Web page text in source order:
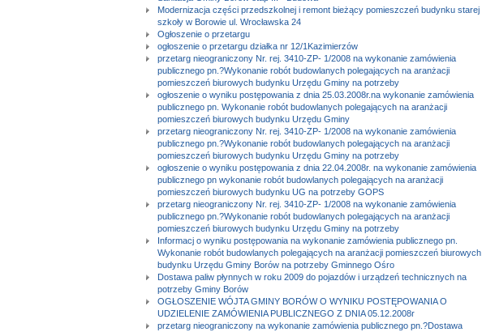
Modernizacja części przedszkolnej i remont bieżący pomieszczeń budynku starej
szkoły w Borowie ul. Wrocławska 24
Ogłoszenie o przetargu
ogłoszenie o przetargu działka nr 12/1Kazimierzów
przetarg nieograniczony Nr. rej. 3410-ZP- 1/2008 na wykonanie zamówienia
publicznego pn.?Wykonanie robót budowlanych polegających na aranżacji
pomieszczeń biurowych budynku Urzędu Gminy na potrzeby
ogłoszenie o wyniku postępowania z dnia 25.03.2008r.na wykonanie zamówienia
publicznego pn. Wykonanie robót budowlanych polegających na aranżacji
pomieszczeń biurowych budynku Urzędu Gminy
przetarg nieograniczony Nr. rej. 3410-ZP- 1/2008 na wykonanie zamówienia
publicznego pn.?Wykonanie robót budowlanych polegających na aranżacji
pomieszczeń biurowych budynku Urzędu Gminy na potrzeby
ogłoszenie o wyniku postępowania z dnia 22.04.2008r. na wykonanie zamówienia
publicznego pn wykonanie robót budowlanych polegających na aranżacji
pomieszczeń biurowych budynku UG na potrzeby GOPS
przetarg nieograniczony Nr. rej. 3410-ZP- 1/2008 na wykonanie zamówienia
publicznego pn.?Wykonanie robót budowlanych polegających na aranżacji
pomieszczeń biurowych budynku Urzędu Gminy na potrzeby
Informacj o wyniku postępowania na wykonanie zamówienia publicznego pn.
Wykonanie robót budowlanych polegających na aranżacji pomieszczeń biurowych
budynku Urzędu Gminy Borów na potrzeby Gminnego Ośro
Dostawa paliw płynnych w roku 2009 do pojazdów i urządzeń technicznych na
potrzeby Gminy Borów
OGŁOSZENIE WÓJTA GMINY BORÓW O WYNIKU POSTĘPOWANIA O
UDZIELENIE ZAMÓWIENIA PUBLICZNEGO Z DNIA 05.12.2008r
przetarg nieograniczony na wykonanie zamówienia publicznego pn.?Dostawa